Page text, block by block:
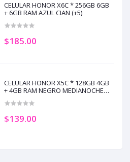
CELULAR HONOR X6C * 256GB 6GB
+ 6GB RAM AZUL CIAN (+5)
$185.00
CELULAR HONOR X5C * 128GB 4GB
+ 4GB RAM NEGRO MEDIANOCHE
$139.00